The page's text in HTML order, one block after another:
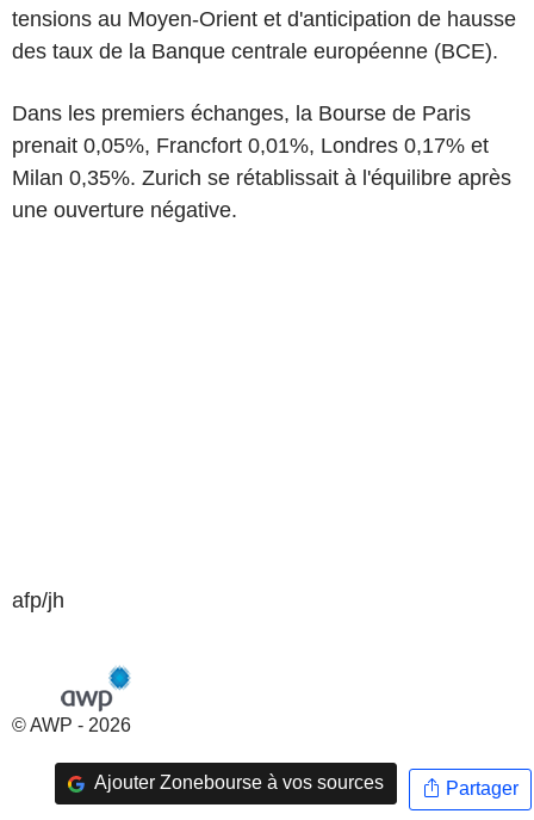
tensions au Moyen-Orient et d'anticipation de hausse
des taux de la Banque centrale européenne (BCE).
Dans les premiers échanges, la Bourse de Paris
prenait 0,05%, Francfort 0,01%, Londres 0,17% et
Milan 0,35%. Zurich se rétablissait à l'équilibre après
une ouverture négative.
afp/jh
© AWP - 2026
Ajouter Zonebourse à vos sources Partager